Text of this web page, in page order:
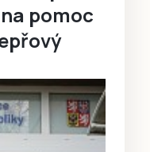
pomoc